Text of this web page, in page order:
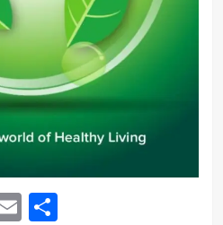
EmailShare